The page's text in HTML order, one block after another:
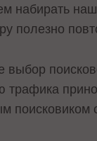
набирать
полезно
поисковиком